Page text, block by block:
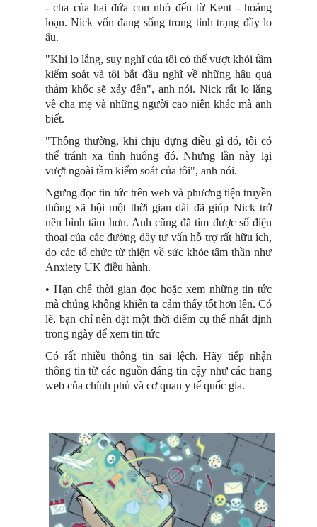
- cha của hai đứa con nhỏ đến từ Kent - hoảng
loạn. Nick vốn đang sống trong tình trạng đầy lo
âu.
"Khi lo lắng, suy nghĩ của tôi có thể vượt khỏi tầm
kiểm soát và tôi bắt đầu nghĩ về những hậu quả
thảm khốc sẽ xảy đến", anh nói. Nick rất lo lắng
về cha mẹ và những người cao niên khác mà anh
biết.
"Thông thường, khi chịu đựng điều gì đó, tôi có
thể tránh xa tình huống đó. Nhưng lần này lại
vượt ngoài tầm kiểm soát của tôi", anh nói.
Ngưng đọc tin tức trên web và phương tiện truyền
thông xã hội một thời gian dài đã giúp Nick trở
nên bình tâm hơn. Anh cũng đã tìm được số điện
thoại của các đường dây tư vấn hỗ trợ rất hữu ích,
do các tổ chức từ thiện về sức khỏe tâm thần như
Anxiety UK điều hành.
• Hạn chế thời gian đọc hoặc xem những tin tức
mà chúng không khiến ta cảm thấy tốt hơn lên. Có
lẽ, bạn chỉ nên đặt một thời điểm cụ thể nhất định
trong ngày để xem tin tức
Có rất nhiều thông tin sai lệch. Hãy tiếp nhận
thông tin từ các nguồn đáng tin cậy như các trang
web của chính phủ và cơ quan y tế quốc gia.